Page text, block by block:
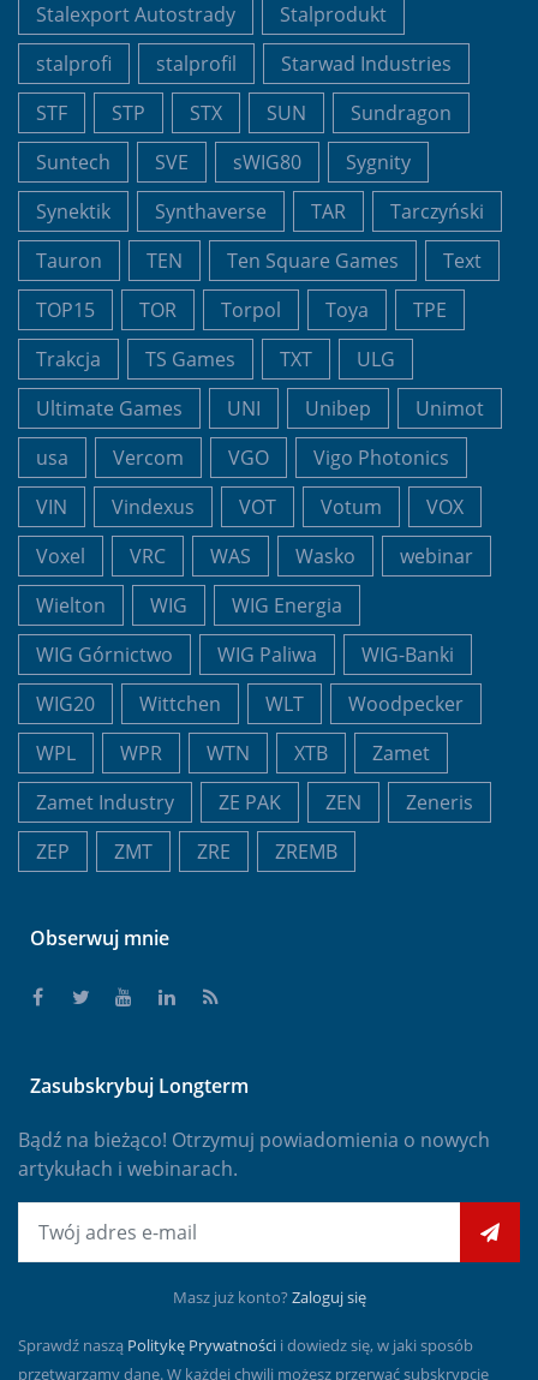
Stalexport Autostrady
Stalprodukt
stalprofi
stalprofil
Starwad Industries
STF
STP STX SUN
Sundragon
Suntech
SVE sWIG80
Sygnity
Synektik
Synthaverse TAR
Tarczyński
Tauron
TEN Ten Square Games
Text
TOP15
TOR Torpol Toya
TPE
Trakcja
TS Games TXT
ULG
Ultimate Games
UNI Unibep
Unimot
usa
Vercom VGO
Vigo Photonics
VIN
Vindexus VOT Votum
VOX
Voxel
VRC WAS Wasko
webinar
Wielton
WIG
WIG Energia
WIG Górnictwo
WIG Paliwa
WIG-Banki
WIG20
Wittchen WLT
Woodpecker
WPL
WPR WTN XTB
Zamet
Zamet Industry
ZE PAK ZEN
Zeneris
ZEP
ZMT ZRE ZREMB
Obserwuj mnie
Zasubskrybuj Longterm
Bądź na bieżąco! Otrzymuj powiadomienia o nowych
artykułach i webinarach.
Masz już konto? Zaloguj się
Sprawdź naszą Politykę Prywatności i dowiedz się, w jaki sposób
przetwarzamy dane. W każdej chwili możesz przerwać subskrypcję